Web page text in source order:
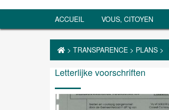
ACCUEIL VOUS, CITOYEN
> TRANSPARENCE > PLANS >
Letterlijke voorschriften